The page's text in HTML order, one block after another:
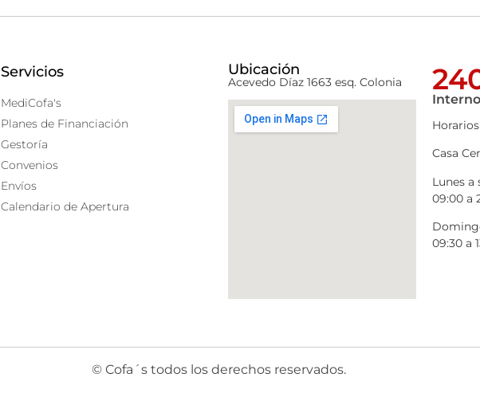
Servicios
MediCofa's
Planes de Financiación
Gestoría
Convenios
Envíos
Calendario de Apertura
Ubicación
Acevedo Díaz 1663 esq. Colonia
Horarios
Casa
Lunes a
09:00 a
09:30 a
© Cofa´s todos los derechos reservados.